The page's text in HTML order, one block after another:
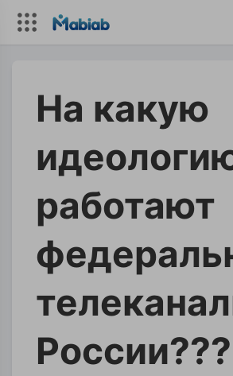
На какую
работают
России???